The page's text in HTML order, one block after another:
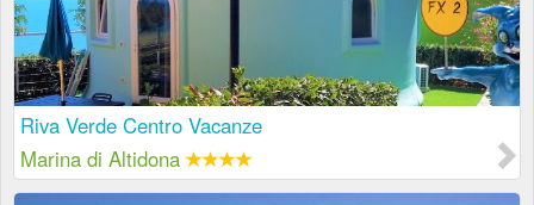
Riva Verde Centro Vacanze
Marina di Altidona